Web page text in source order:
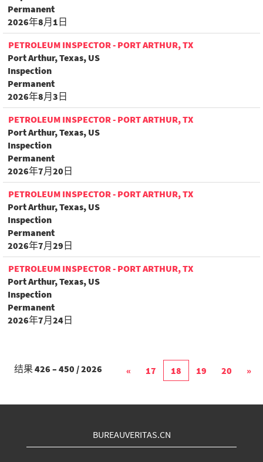
Permanent
2026年8月1日
PETROLEUM INSPECTOR - PORT ARTHUR, TX
Port Arthur, Texas, US
Inspection
Permanent
2026年8月3日
PETROLEUM INSPECTOR - PORT ARTHUR, TX
Port Arthur, Texas, US
Inspection
Permanent
2026年7月20日
PETROLEUM INSPECTOR - PORT ARTHUR, TX
Port Arthur, Texas, US
Inspection
Permanent
2026年7月29日
PETROLEUM INSPECTOR - PORT ARTHUR, TX
Port Arthur, Texas, US
Inspection
Permanent
2026年7月24日
结果 426 – 450 /2026 « 17 18 19 20 »
BUREAUVERITAS.CN